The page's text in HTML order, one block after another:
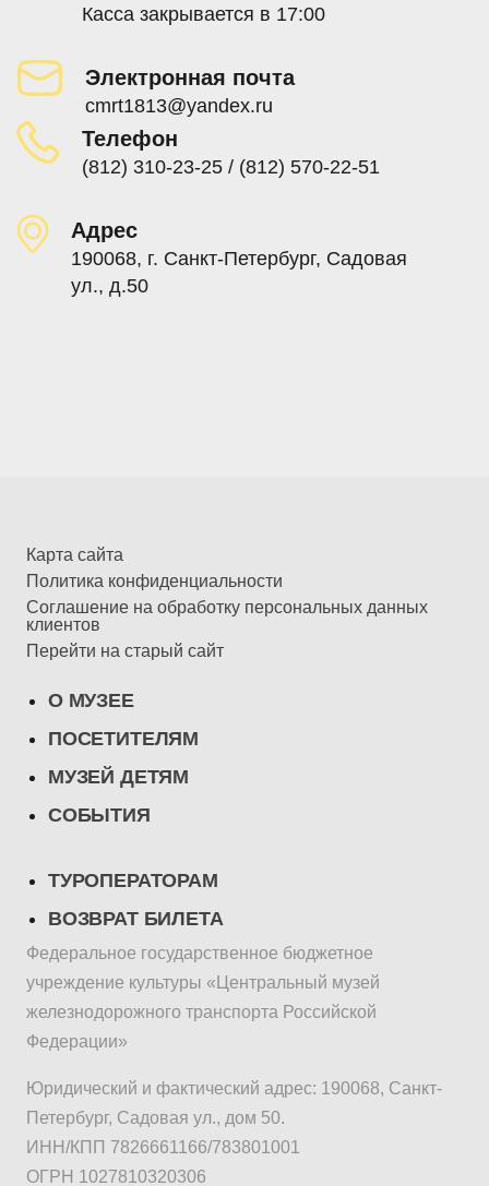
Касса закрывается в 17:00
Электронная почта
cmrt1813@yandex.ru
Телефон
(812) 310-23-25 / (812) 570-22-51
Адрес
190068, г. Санкт-Петербург, Садовая
ул., д.50
Карта сайта
Политика конфиденциальности
Соглашение на обработку персональных данных
клиентов
Перейти на старый сайт
О МУЗЕЕ
ПОСЕТИТЕЛЯМ
МУЗЕЙ ДЕТЯМ
СОБЫТИЯ
ТУРОПЕРАТОРАМ
ВОЗВРАТ БИЛЕТА
Федеральное государственное бюджетное
учреждение культуры «Центральный музей
железнодорожного транспорта Российской
Федерации»
Юридический и фактический адрес: 190068, Санкт-
Петербург, Садовая ул., дом 50.
ИНН/КПП 7826661166/783801001
ОГРН 1027810320306